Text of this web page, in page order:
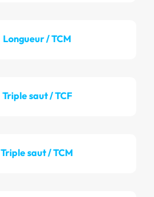
Longueur / TCM
Triple saut / TCF
Triple saut / TCM